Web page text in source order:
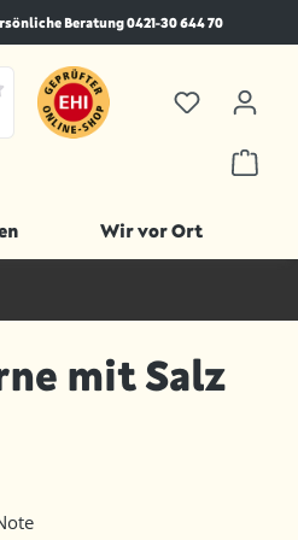
Beratung 0421-30 644 70
Wir vor Ort
mit Salz